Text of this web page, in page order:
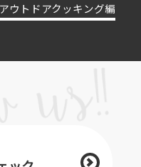
アウトドアクッキング編